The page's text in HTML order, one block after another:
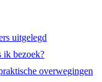
uitgelegd
ik bezoek?
overwegingen